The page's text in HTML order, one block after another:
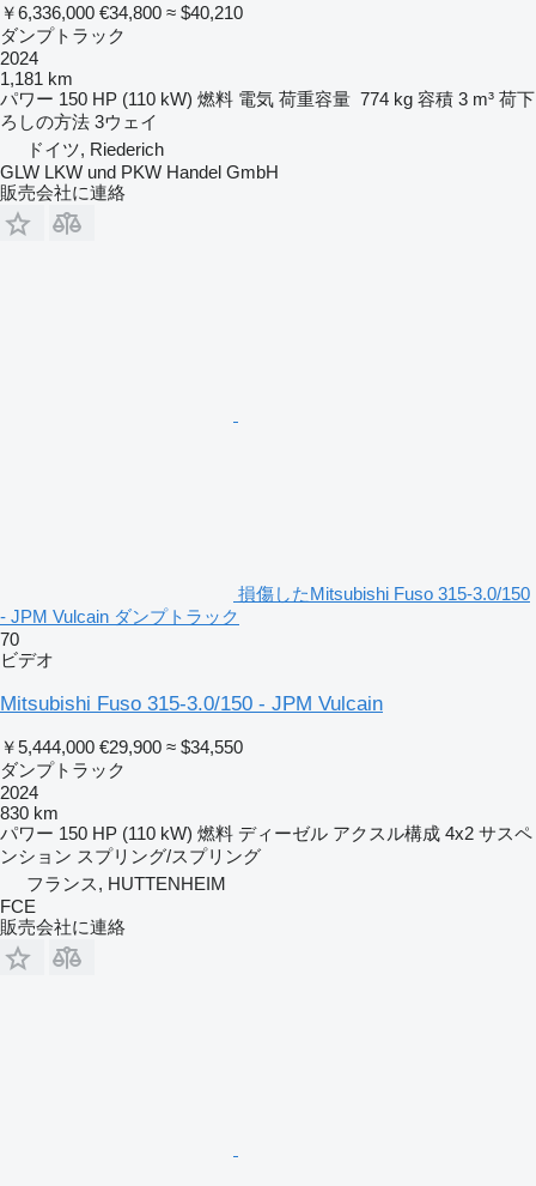
￥6,336,000 €34,800 ≈ $40,210
ダンプトラック
2024
1,181 km
パワー 150 HP (110 kW) 燃料 電気 荷重容量 774 kg 容積 3 m³ 荷下
ろしの方法 3ウェイ
ドイツ, Riederich
GLW LKW und PKW Handel GmbH
販売会社に連絡
損傷したMitsubishi Fuso 315-3.0/150
- JPM Vulcain ダンプトラック
70
ビデオ
Mitsubishi Fuso 315-3.0/150 - JPM Vulcain
￥5,444,000 €29,900 ≈ $34,550
ダンプトラック
2024
830 km
パワー 150 HP (110 kW) 燃料 ディーゼル アクスル構成 4x2 サスペ
ンション スプリング/スプリング
フランス, HUTTENHEIM
FCE
販売会社に連絡